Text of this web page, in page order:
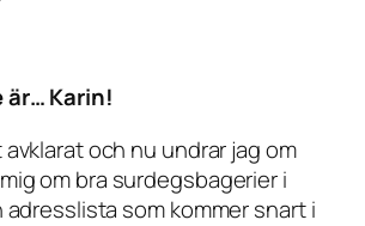
är… Karin!
avklarat och nu undrar jag om
om bra surdegsbagerier i
adresslista som kommer snart i